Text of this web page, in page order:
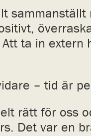
sammanställt
ta in extern
– tid är
rätt för oss
Det var en